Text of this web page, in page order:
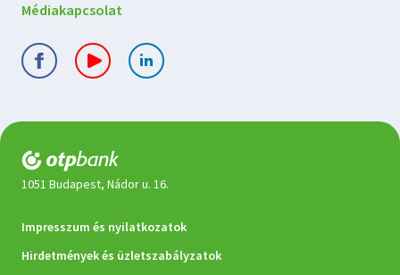
Médiakapcsolat
1051 Budapest, Nádor u. 16.
Jogi
dokumentumok
Impresszum és nyilatkozatok
Hirdetmények és üzletszabályzatok